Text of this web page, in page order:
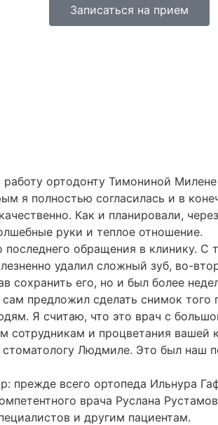
Записаться на прием
ортодонту Тимониной
я полностью согласилась и в
Как и планировали,
руки и теплое отношение.
обращения в клинику.
удалил сложный зуб, во-
сохранить его, но и был более
предложил сделать снимок
Я считаю, что это врач с
сотрудникам и процветания вашей
стоматологу Людмиле. Это был
прежде всего ортопеда Ильнура
врача Руслана
и другим пациентам.